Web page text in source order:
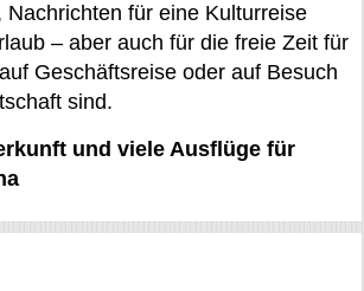
Nachrichten für eine Kulturreise
– aber auch für die freie Zeit für
Geschäftsreise oder auf Besuch
sind.
und viele Ausflüge für